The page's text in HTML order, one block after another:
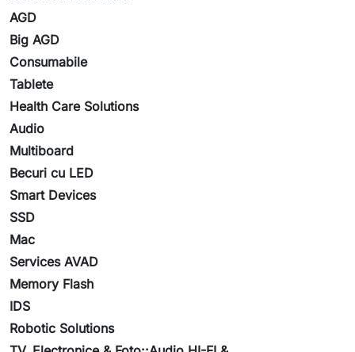
AGD
Big AGD
Consumabile
Tablete
Health Care Solutions
Audio
Multiboard
Becuri cu LED
Smart Devices
SSD
Mac
Services AVAD
Memory Flash
IDS
Robotic Solutions